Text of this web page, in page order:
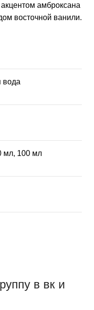
амброксана
восточной ванили.
мл, 100 мл
в вк и